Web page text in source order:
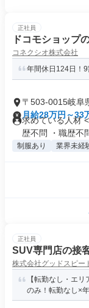
正社員
ドコモショップ
コネクシオ株式会社
年間休日124日！
〒503-0015岐阜
月給28万円～33
求めている人材
歴不問 ・職歴不
制服あり 業界未経
正社員
SUV専門店の接
株式会社グッドスピー
【転勤なし・エ
のみ！転勤なし×